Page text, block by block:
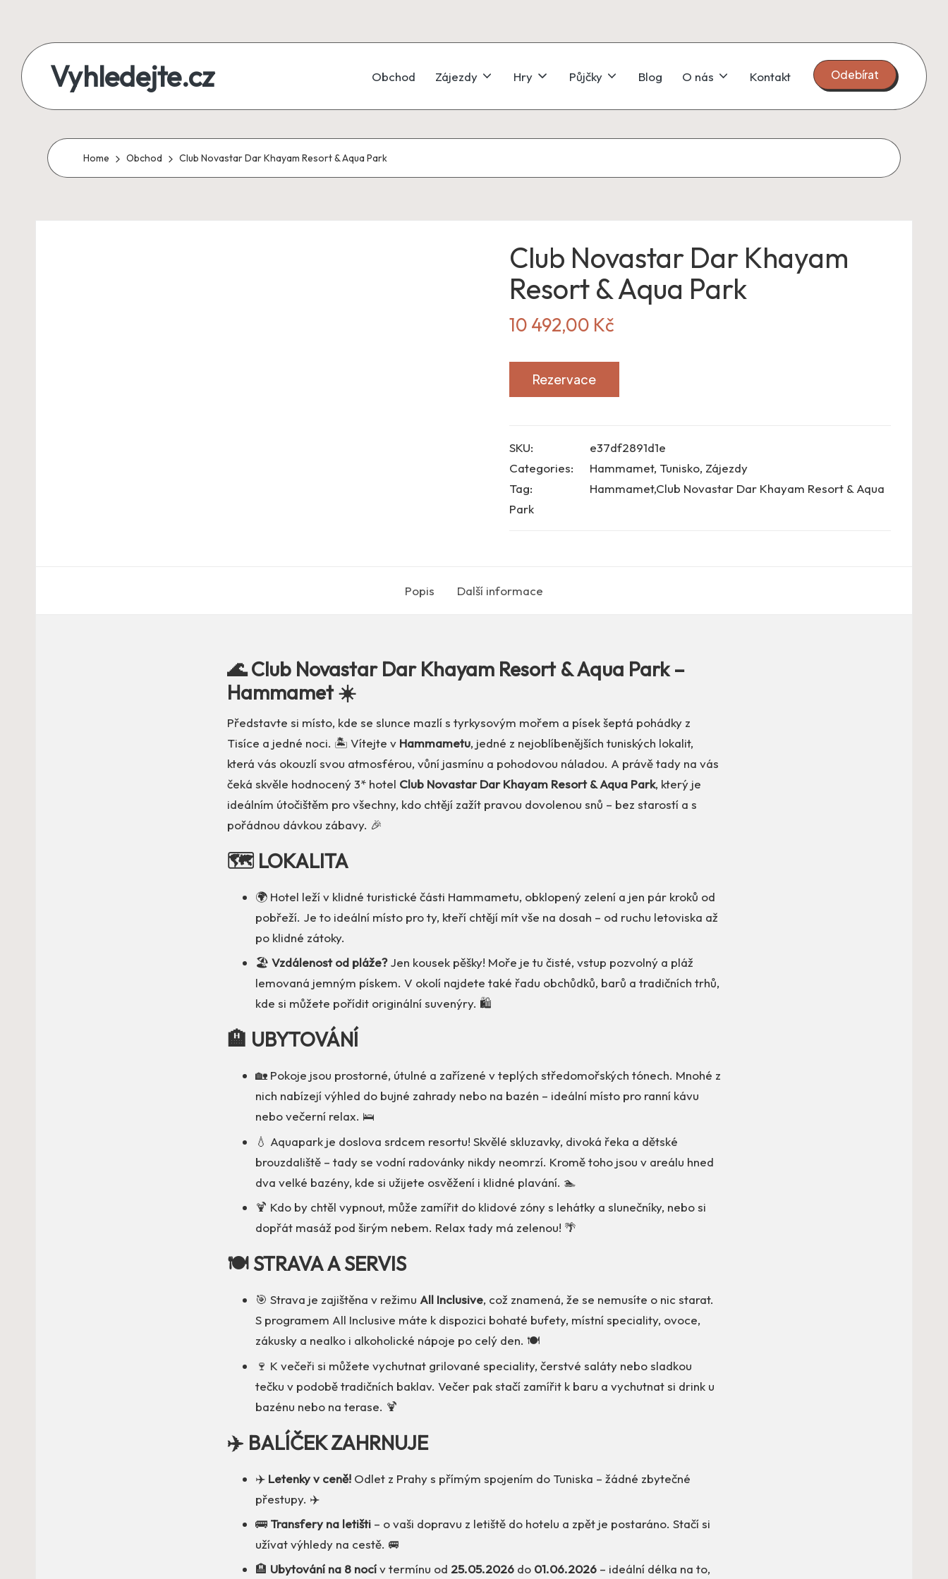
content
Vyhledejte.cz
produkty
i
Obchod Zájezdy Hry Půjčky Blog O nás Kontakt Odebírat
Home Obchod Club Novastar Dar Khayam Resort & Aqua Park
Club Novastar Dar Khayam
Resort & Aqua Park
10 492,00 Kč
Rezervace
SKU:
e37df2891d1e
Categories:
Hammamet, Tunisko, Zájezdy
Tag:
Hammamet,Club Novastar Dar Khayam Resort & Aqua
Park
Popis Další informace
🌊 Club Novastar Dar Khayam Resort & Aqua Park –
Hammamet ☀️
Představte si místo, kde se slunce mazlí s tyrkysovým mořem a písek šeptá pohádky z
Tisíce a jedné noci. 🏝️ Vítejte v Hammametu, jedné z nejoblíbenějších tuniských lokalit,
která vás okouzlí svou atmosférou, vůní jasmínu a pohodovou náladou. A právě tady na vás
čeká skvěle hodnocený 3* hotel Club Novastar Dar Khayam Resort & Aqua Park, který je
ideálním útočištěm pro všechny, kdo chtějí zažít pravou dovolenou snů – bez starostí a s
pořádnou dávkou zábavy. 🎉
🗺️ LOKALITA
🌍 Hotel leží v klidné turistické části Hammametu, obklopený zelení a jen pár kroků od
pobřeží. Je to ideální místo pro ty, kteří chtějí mít vše na dosah – od ruchu letoviska až
po klidné zátoky.
🏖️ Vzdálenost od pláže?Jen kousek pěšky! Moře je tu čisté, vstup pozvolný a pláž
lemovaná jemným pískem. V okolí najdete také řadu obchůdků, barů a tradičních trhů,
kde si můžete pořídit originální suvenýry. 🛍️
🏨 UBYTOVÁNÍ
🏡 Pokoje jsou prostorné, útulné a zařízené v teplých středomořských tónech. Mnohé z
nich nabízejí výhled do bujné zahrady nebo na bazén – ideální místo pro ranní kávu
nebo večerní relax. 🛌
💧 Aquapark je doslova srdcem resortu! Skvělé skluzavky, divoká řeka a dětské
brouzdaliště – tady se vodní radovánky nikdy neomrzí. Kromě toho jsou v areálu hned
dva velké bazény, kde si užijete osvěžení i klidné plavání. 🏊
🍹 Kdo by chtěl vypnout, může zamířit do klidové zóny s lehátky a slunečníky, nebo si
dopřát masáž pod širým nebem. Relax tady má zelenou! 🌴
🍽️ STRAVA A SERVIS
🎯 Strava je zajištěna v režimu All Inclusive, což znamená, že se nemusíte o nic starat.
S programem All Inclusive máte k dispozici bohaté bufety, místní speciality, ovoce,
zákusky a nealko i alkoholické nápoje po celý den. 🍽️
🍷 K večeři si můžete vychutnat grilované speciality, čerstvé saláty nebo sladkou
tečku v podobě tradičních baklav. Večer pak stačí zamířit k baru a vychutnat si drink u
bazénu nebo na terase. 🍹
✈️ BALÍČEK ZAHRNUJE
✈️ Letenky v ceně! Odlet z Prahy s přímým spojením do Tuniska – žádné zbytečné
přestupy. ✈️
🚌 Transfery na letišti – o vaši dopravu z letiště do hotelu a zpět je postaráno. Stačí si
užívat výhledy na cestě. 🚐
🏨 Ubytování na 8 nocív termínu od 25.05.2026 do 01.06.2026 – ideální délka na to,